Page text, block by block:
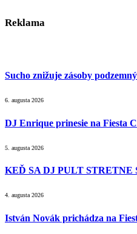
Reklama
Sucho znižuje zásoby
6. augusta 2026
DJ Enrique prinesie na Fiesta
5. augusta 2026
KEĎ SA DJ PULT
4. augusta 2026
István Novák prichádza na